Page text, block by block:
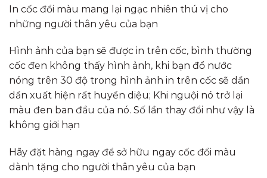
In cốc đổi màu mang lại ngạc nhiên thú vị cho
những người thân yêu của bạn
Hình ảnh của bạn sẽ được in trên cốc, bình thường
cốc đen không thấy hình ảnh, khi bạn đổ nước
nóng trên 30 độ trong hình ảnh in trên cốc sẽ dần
dần xuất hiện rất huyền diệu; Khi nguội nó trở lại
màu đen ban đầu của nó. Số lần thay đổi như vậy là
không giới hạn
Hãy đặt hàng ngay để sở hữu ngay cốc đổi màu
dành tặng cho người thân yêu của bạn